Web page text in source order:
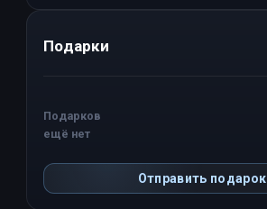
Подарки
Подарков
ещё нет
Отправить подарок